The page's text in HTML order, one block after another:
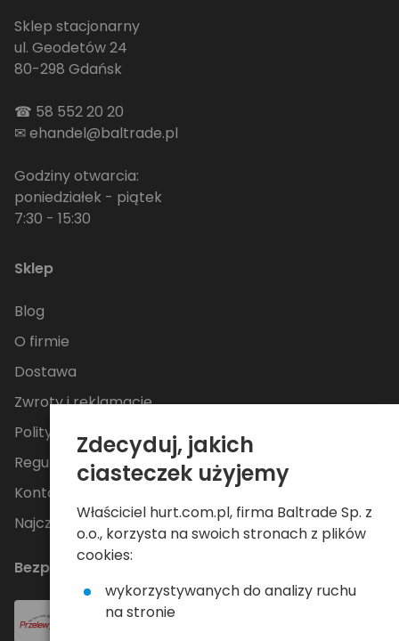
Sklep stacjonarny
ul. Geodetów 24
80-298 Gdańsk
☎ 58 552 20 20
✉ehandel@baltrade.pl
Godziny otwarcia:
poniedziałek - piątek
7:30 - 15:30
Sklep
Blog
O firmie
Dostawa
Zwroty i reklamacje
Polityka Prywatności
Regulamin
Kontakt
Najczęściej zadawane pytania
Bezpieczne płatności
Zdecyduj, jakich
ciasteczek użyjemy
Właściciel hurt.com.pl, firma Baltrade Sp. z
o.o., korzysta na swoich stronach z plików
cookies:
wykorzystywanych do analizy ruchu
na stronie